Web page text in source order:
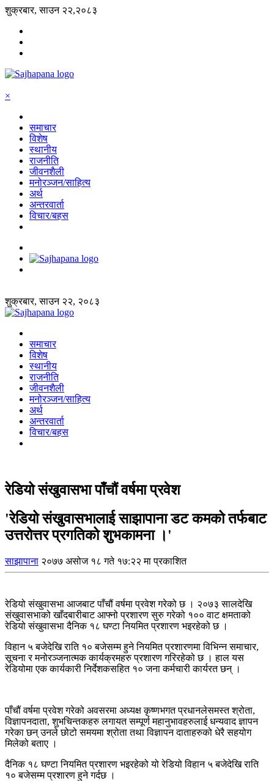
शुक्रबार, साउन २२,२०८३
×
समाचार
विशेष
स्थानीय
राजनीति
जीवनशैली
मनोरञ्जन/साहित्य
अर्थ
अन्तरवार्ता
विचार/बहस
शुक्रबार, साउन २२, २०८३
समाचार
विशेष
स्थानीय
राजनीति
जीवनशैली
मनोरञ्जन/साहित्य
अर्थ
अन्तरवार्ता
विचार/बहस
रेडियो संखुवासभा पाँचौं वर्षमा प्रवेश
'रेडियो संखुवासभालाई साझापाना डट कमको तर्फबाट
उत्तरोत्तर प्रगतिको शुभकामना ।'
साझापाना २०७७ असोज १८ गते १७:२२ मा प्रकाशित
रेडियो संखुवासभा आजबाट पाँचौं वर्षमा प्रवेश गरेको छ । २०७३ सालदेखि
संखुवासभाको खाँदबारीबाट आफ्नो प्रशारण सुरु गरेको १०० वाट क्षमताको
रेडियो संखुवासभा दैनिक १८ घण्टा नियमित प्रशारण भइरहेको छ ।
विहान ५ बजेदेखि राति १० बजेसम्म हुने नियमित प्रशारणमा विभिन्न समाचार,
सूचना र मनोरञ्जनात्मक कार्यक्रमहरु प्रशारण गरिरहेको छ । हाल यस
रेडियोमा एक कार्यकारी निर्देशकसहित १० जना कर्मचारी कार्यरत छन् ।
पाँचौं वर्षमा प्रवेश गरेको अवसरमा अध्यक्ष कृष्णभगत प्रधानलेसमस्त श्रोता,
विज्ञापनदाता, शुभचिन्तकहरु लगायत सम्पूर्ण महानुभावहरुलाई धन्यवाद ज्ञापन
गरेका छन् उनले छोटो समयमा श्रोता तथा विज्ञापन दाताहरुको धेरै सहयोग
मिलेको बताए ।
दैनिक १८ घण्टा नियमित प्रशारण भइरहेको यो रेडियो विहान ५ बजेदेखि राति
१० बजेसम्म प्रशारण हुने गर्दछ ।